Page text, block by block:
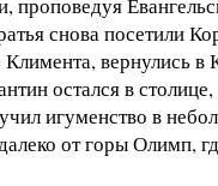
снова посетили
вернулись в
остался в столице,
игуменство в
от горы Олимп,